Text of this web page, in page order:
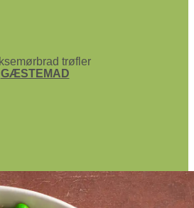
GÆSTEMAD